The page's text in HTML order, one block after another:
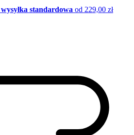
standardowa od 229,00 zł